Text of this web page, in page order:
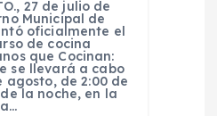
27 de julio de
Municipal de
oficialmente el
de cocina
que Cocinan:
se llevará a cabo
agosto, de 2:00 de
la noche, en la